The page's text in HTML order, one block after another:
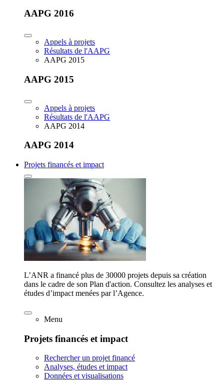
AAPG 2016
Appels à projets
Résultats de l'AAPG
AAPG 2015
AAPG 2015
Appels à projets
Résultats de l'AAPG
AAPG 2014
AAPG 2014
Projets financés et impact
L’ANR a financé plus de 30000 projets depuis sa création
dans le cadre de son Plan d'action. Consultez les analyses et
études d’impact menées par l’Agence.
Menu
Projets financés et impact
Rechercher un projet financé
Analyses, études et impact
Données et visualisations